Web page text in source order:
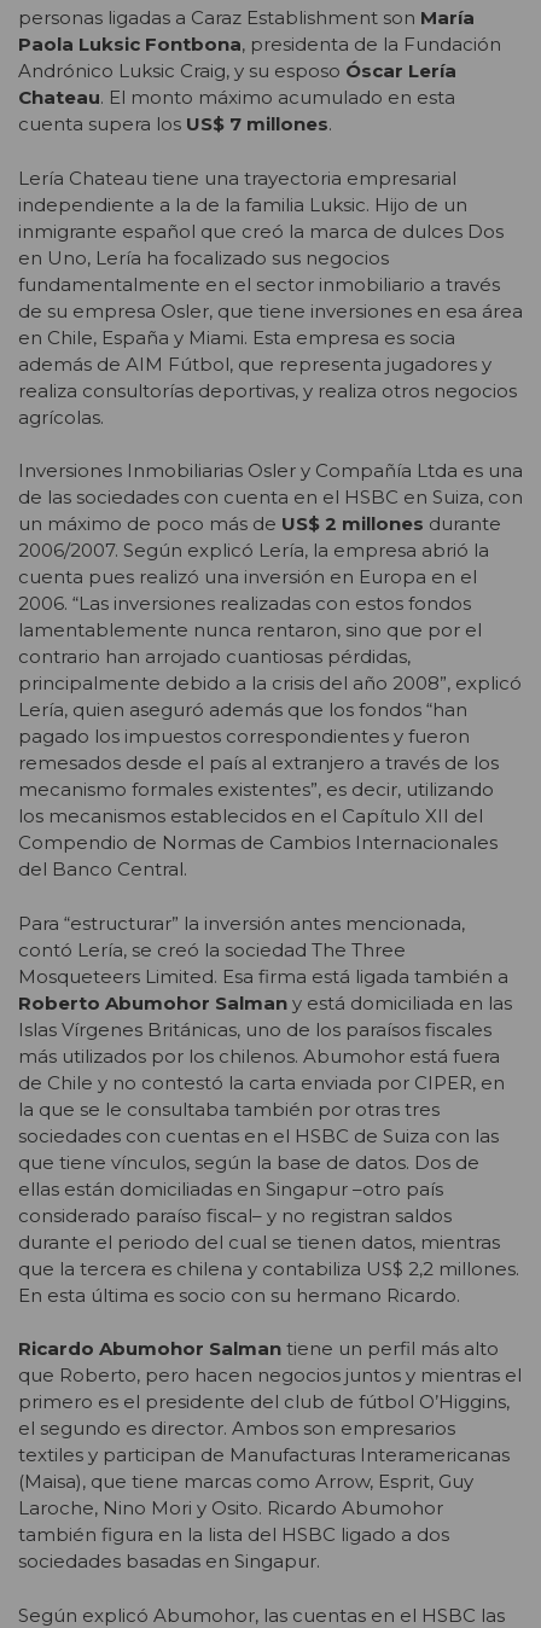
personas ligadas a Caraz Establishment son María
Paola Luksic Fontbona, presidenta de la Fundación
Andrónico Luksic Craig, y su esposo Óscar Lería
Chateau. El monto máximo acumulado en esta
cuenta supera los US$ 7 millones.
Lería Chateau tiene una trayectoria empresarial
independiente a la de la familia Luksic. Hijo de un
inmigrante español que creó la marca de dulces Dos
en Uno, Lería ha focalizado sus negocios
fundamentalmente en el sector inmobiliario a través
de su empresa Osler, que tiene inversiones en esa área
en Chile, España y Miami. Esta empresa es socia
además de AIM Fútbol, que representa jugadores y
realiza consultorías deportivas, y realiza otros negocios
agrícolas.
Inversiones Inmobiliarias Osler y Compañía Ltda es una
de las sociedades con cuenta en el HSBC en Suiza, con
un máximo de poco más de US$ 2 millones durante
2006/2007. Según explicó Lería, la empresa abrió la
cuenta pues realizó una inversión en Europa en el
2006. “Las inversiones realizadas con estos fondos
lamentablemente nunca rentaron, sino que por el
contrario han arrojado cuantiosas pérdidas,
principalmente debido a la crisis del año 2008”, explicó
Lería, quien aseguró además que los fondos “han
pagado los impuestos correspondientes y fueron
remesados desde el país al extranjero a través de los
mecanismo formales existentes”, es decir, utilizando
los mecanismos establecidos en el Capítulo XII del
Compendio de Normas de Cambios Internacionales
del Banco Central.
Para “estructurar” la inversión antes mencionada,
contó Lería, se creó la sociedad The Three
Mosqueteers Limited. Esa firma está ligada también a
Roberto Abumohor Salman y está domiciliada en las
Islas Vírgenes Británicas, uno de los paraísos fiscales
más utilizados por los chilenos. Abumohor está fuera
de Chile y no contestó la carta enviada por CIPER, en
la que se le consultaba también por otras tres
sociedades con cuentas en el HSBC de Suiza con las
que tiene vínculos, según la base de datos. Dos de
ellas están domiciliadas en Singapur –otro país
considerado paraíso fiscal– y no registran saldos
durante el periodo del cual se tienen datos, mientras
que la tercera es chilena y contabiliza US$ 2,2 millones.
En esta última es socio con su hermano Ricardo.
Ricardo Abumohor Salman tiene un perfil más alto
que Roberto, pero hacen negocios juntos y mientras el
primero es el presidente del club de fútbol O’Higgins,
el segundo es director. Ambos son empresarios
textiles y participan de Manufacturas Interamericanas
(Maisa), que tiene marcas como Arrow, Esprit, Guy
Laroche, Nino Mori y Osito. Ricardo Abumohor
también figura en la lista del HSBC ligado a dos
sociedades basadas en Singapur.
Según explicó Abumohor, las cuentas en el HSBC las